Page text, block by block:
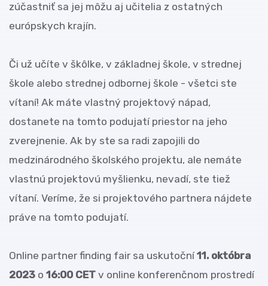
zúčastniť sa jej môžu aj učitelia z ostatných
európskych krajín.
Či už učíte v škôlke, v základnej škole, v strednej
škole alebo strednej odbornej škole - všetci ste
vítaní! Ak máte vlastný projektový nápad,
dostanete na tomto podujatí priestor na jeho
zverejnenie. Ak by ste sa radi zapojili do
medzinárodného školského projektu, ale nemáte
vlastnú projektovú myšlienku, nevadí, ste tiež
vítaní. Veríme, že si projektového partnera nájdete
práve na tomto podujatí.
Online partner finding fair sa uskutoční11. októbra
2023 o 16:00 CET v online konferenčnom prostredí